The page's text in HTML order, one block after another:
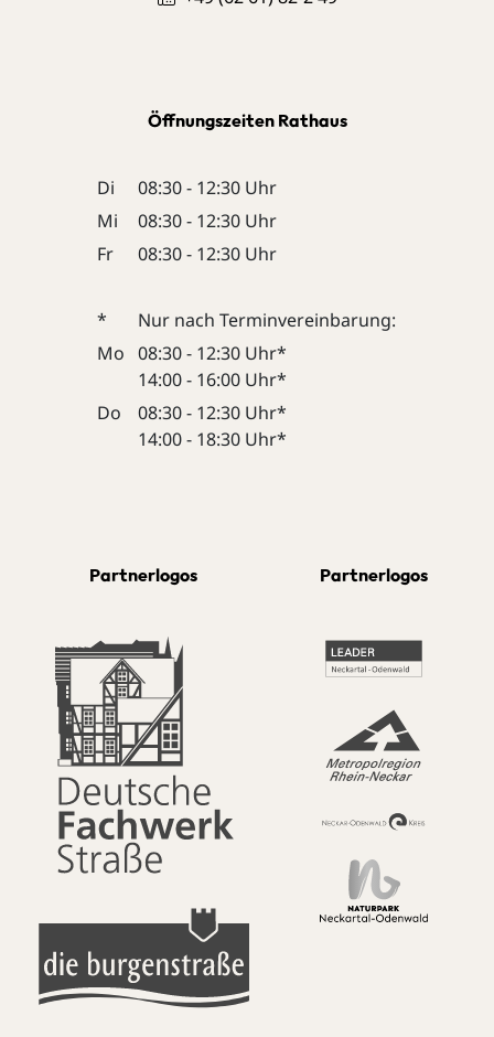
Öffnungszeiten Rathaus
Di
08:30 - 12:30 Uhr
Mi
08:30 - 12:30 Uhr
Fr
08:30 - 12:30 Uhr
*
Nur nach Terminvereinbarung:
Mo 08:30 - 12:30 Uhr*
14:00 - 16:00 Uhr*
Do
08:30 - 12:30 Uhr*
14:00 - 18:30 Uhr*
Partnerlogos Partnerlogos